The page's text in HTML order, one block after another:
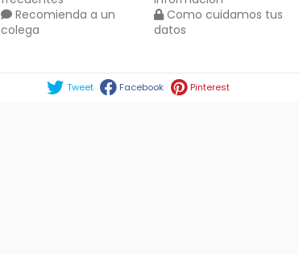
Recomienda a un
colega
Como cuidamos tus
datos
Tweet Facebook Pinterest